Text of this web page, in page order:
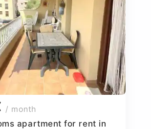
/ month
apartment for rent in